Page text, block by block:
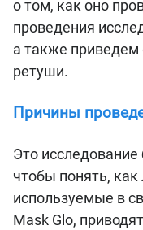
о том, как оно
проведения
а также приведем
ретуши.
Причины
Это
чтобы понять, как
используемые в
Mask Glo,